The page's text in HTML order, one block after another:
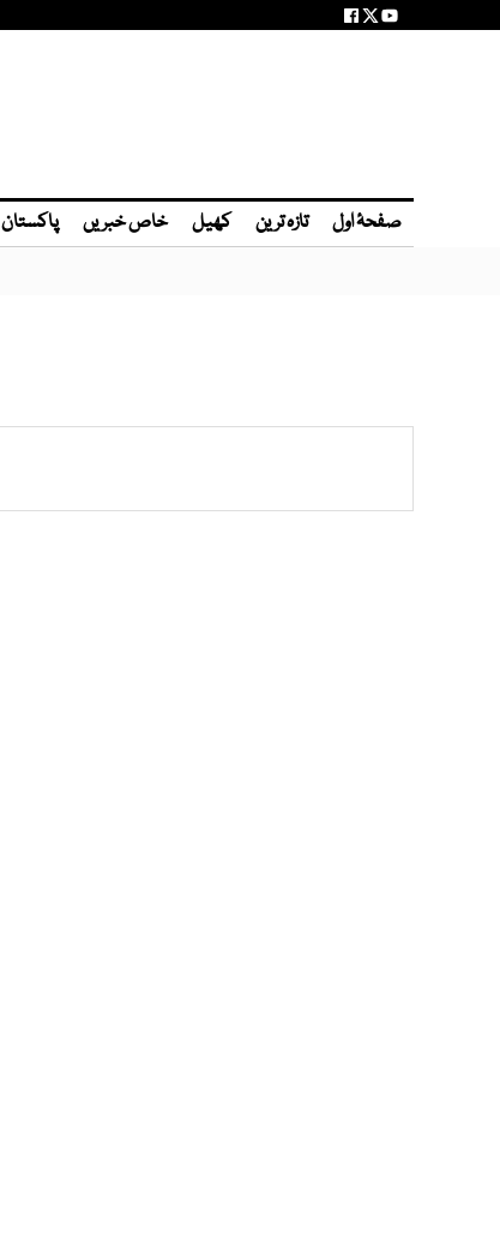
صفحۂ اول تازہ ترین کھیل خاص خبریں پاکستان